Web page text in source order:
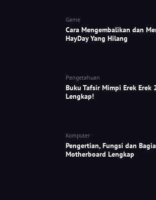
Game
Cara Mengembalikan dan
HayDay Yang Hilang
Pengetahuan
Buku Tafsir Mimpi Erek Erek
Lengkap!
Komputer
Pengertian, Fungsi dan
Motherboard Lengkap